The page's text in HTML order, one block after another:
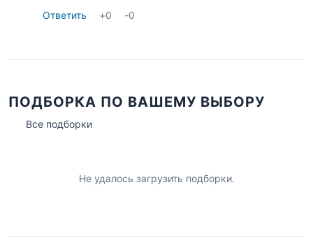
Ответить +0 -0
ПОДБОРКА ПО ВАШЕМУ ВЫБОРУ
Все подборки
Не удалось загрузить подборки.